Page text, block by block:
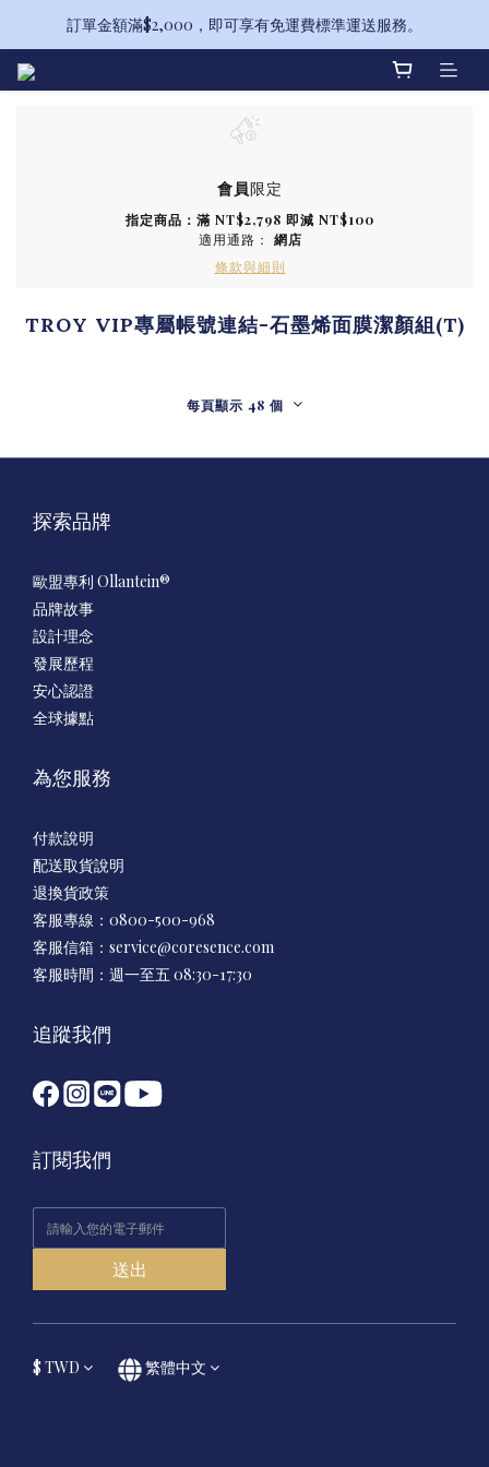
備受喜愛的山茶花系列全新升級！
訂單金額滿$2,000，即可享有免運費標準運送服務。
會員限定
指定商品：滿 NT$2,798 即減 NT$100
適用通路： 網店
條款與細則
TROY VIP專屬帳號連結-石墨烯面膜潔顏組(T)
每頁顯示 48 個
探索品牌
歐盟專利 Ollantein®
品牌故事
設計理念
發展歷程
安心認證
全球據點
為您服務
付款說明
配送取貨說明
退換貨政策
客服專線：0800-500-968
客服信箱： service@coresence.com
客服時間：週一至五 08:30-17:30
追蹤我們
訂閱我們
送出
$ TWD 繁體中文